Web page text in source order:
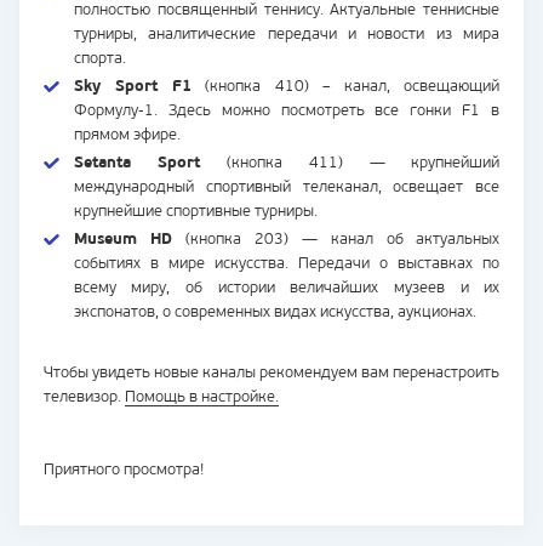
полностью посвященный теннису. Актуальные теннисные
турниры, аналитические передачи и новости из мира
спорта.
Sky Sport F1 (кнопка 410) – канал, освещающий
Формулу-1. Здесь можно посмотреть все гонки F1 в
прямом эфире.
Setanta Sport(кнопка 411) — крупнейший
международный спортивный телеканал, освещает все
крупнейшие спортивные турниры.
Museum HD (кнопка 203) — канал об актуальных
событиях в мире искусства. Передачи о выставках по
всему миру, об истории величайших музеев и их
экспонатов, о современных видах искусства, аукционах.
Чтобы увидеть новые каналы рекомендуем вам перенастроить
телевизор. Помощь в настройке.
Приятного просмотра!